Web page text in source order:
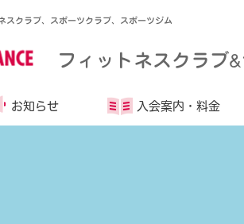
スクラブ、スポーツクラブ、スポーツジム
フィットネスクラブ&
お知らせ 入会案内・ 料金